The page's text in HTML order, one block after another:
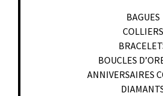
BAGUES
COLLIERS
BOUCLES
ANNIVERSAIRES